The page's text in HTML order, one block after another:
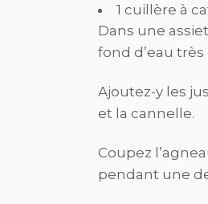
1 cuillère à
Dans une
fond d’eau
Ajoutez-y les
et la cannelle.
Coupez
pendant une